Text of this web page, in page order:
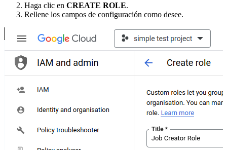
Haga clic en CREATE ROLE.
Rellene los campos de configuración como desee.